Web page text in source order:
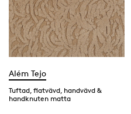
Além Tejo
Tuftad, flatvävd, handvävd &
handknuten matta